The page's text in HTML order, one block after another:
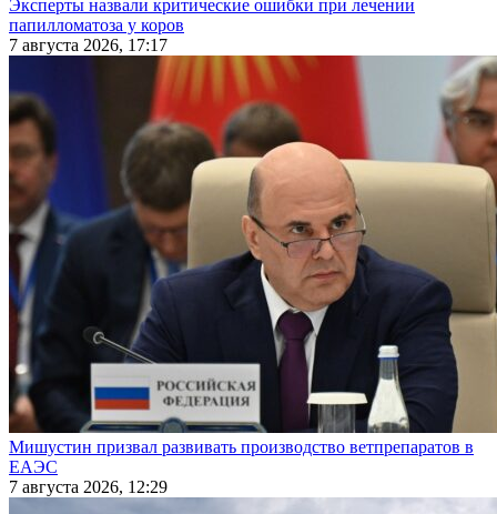
Эксперты назвали критические ошибки при лечении
папилломатоза у коров
7 августа 2026, 17:17
Мишустин призвал развивать производство ветпрепаратов в
ЕАЭС
7 августа 2026, 12:29